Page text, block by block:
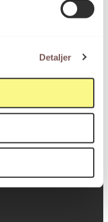
Detaljer